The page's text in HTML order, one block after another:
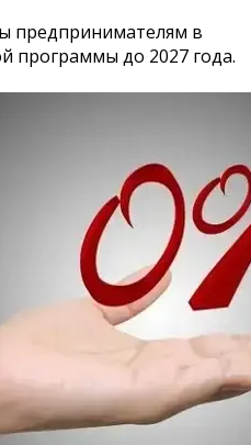
предпринимателям в
программы до 2027 года.